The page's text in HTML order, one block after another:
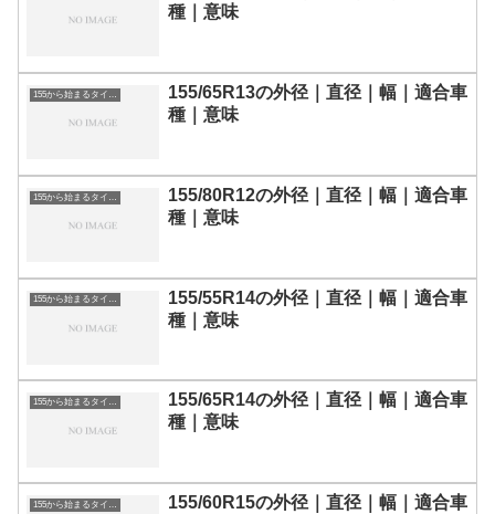
種｜意味
155/65R13の外径｜直径｜幅｜適合車
種｜意味
155/80R12の外径｜直径｜幅｜適合車
種｜意味
155から始まるタイヤサイズ
155/55R14の外径｜直径｜幅｜適合車
種｜意味
155から始まるタイヤサイズ
155/65R14の外径｜直径｜幅｜適合車
種｜意味
155から始まるタイヤサイズ
155/60R15の外径｜直径｜幅｜適合車